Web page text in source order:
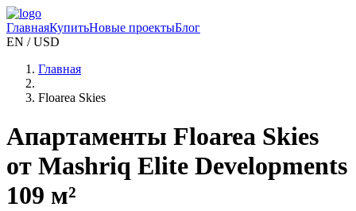
ГлавнаяКупитьНовые проектыБлог
EN / USD
Главная
Floarea Skies
Апартаменты Floarea Skies
от Mashriq Elite Developments
109 м²